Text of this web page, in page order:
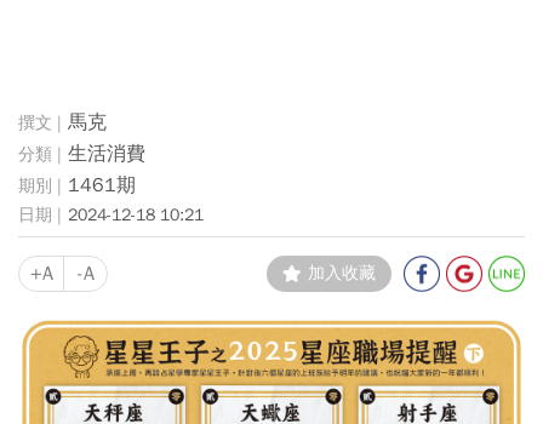
馬克
生活消費
1461期
2024-12-18 10:21
+A -A 加入收藏